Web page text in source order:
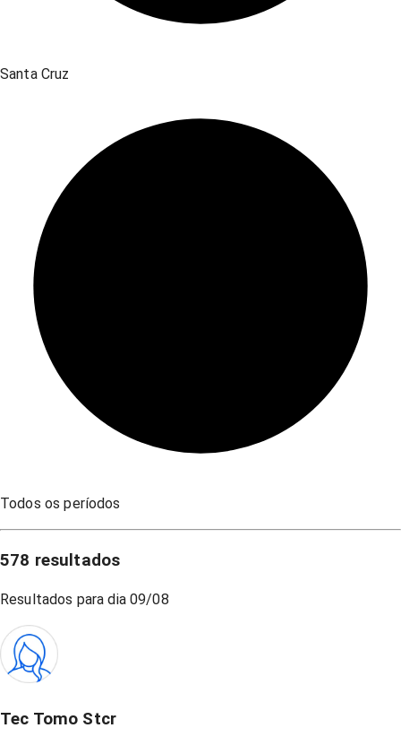
Santa Cruz
Todos os períodos
578 resultados
Resultados para dia 09/08
Tec Tomo Stcr